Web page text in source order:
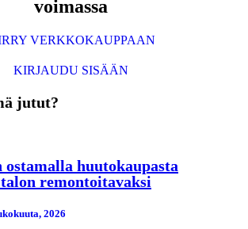
voimassa
VERKKOKAUPPAAN
KIRJAUDU SISÄÄN
jutut?
huutokaupasta
remontoitavaksi
2026